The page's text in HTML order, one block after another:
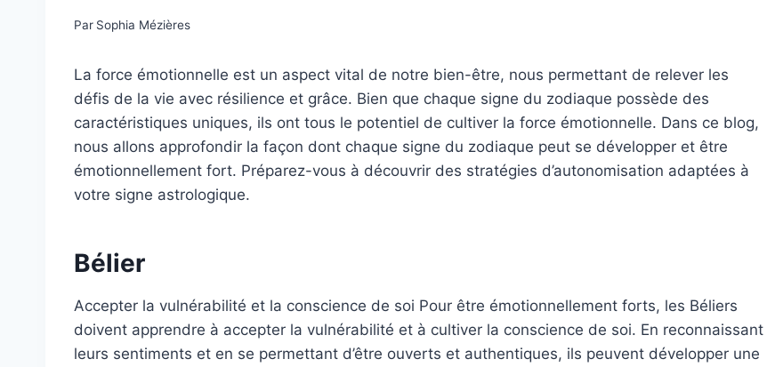
Par Sophia Mézières
La force émotionnelle est un aspect vital de notre bien-être, nous permettant de relever les
défis de la vie avec résilience et grâce. Bien que chaque signe du zodiaque possède des
caractéristiques uniques, ils ont tous le potentiel de cultiver la force émotionnelle. Dans ce blog,
nous allons approfondir la façon dont chaque signe du zodiaque peut se développer et être
émotionnellement fort. Préparez-vous à découvrir des stratégies d’autonomisation adaptées à
votre signe astrologique.
Bélier
Accepter la vulnérabilité et la conscience de soi Pour être émotionnellement forts, les Béliers
doivent apprendre à accepter la vulnérabilité et à cultiver la conscience de soi. En reconnaissant
leurs sentiments et en se permettant d’être ouverts et authentiques, ils peuvent développer une